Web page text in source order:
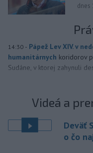
dnes
14:30 - Pápež Lev XIV. v
humanitárnych koridorov
Sudáne, v ktorej zahynuli
Videá a
Deväť
o čo